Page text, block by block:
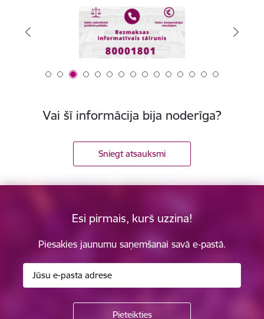
Vai šī informācija bija noderīga?
Sniegt atsauksmi
Esi pirmais, kurš uzzina!
Piesakies jaunumu saņemšanai savā e-pastā.